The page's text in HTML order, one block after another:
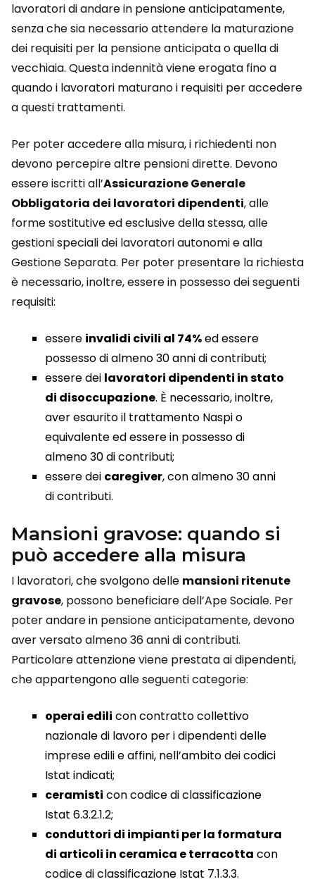
lavoratori di andare in pensione anticipatamente,
senza che sia necessario attendere la maturazione
dei requisiti per la pensione anticipata o quella di
vecchiaia. Questa indennità viene erogata fino a
quando i lavoratori maturano i requisiti per accedere
a questi trattamenti.
Per poter accedere alla misura, i richiedenti non
devono percepire altre pensioni dirette. Devono
essere iscritti all’Assicurazione Generale
Obbligatoria dei lavoratori dipendenti, alle
forme sostitutive ed esclusive della stessa, alle
gestioni speciali dei lavoratori autonomi e alla
Gestione Separata. Per poter presentare la richiesta
è necessario, inoltre, essere in possesso dei seguenti
requisiti:
essere invalidi civili al 74%ed essere
possesso di almeno 30 anni di contributi;
essere dei lavoratori dipendenti in stato
di disoccupazione. È necessario, inoltre,
aver esaurito il trattamento Naspi o
equivalente ed essere in possesso di
almeno 30 di contributi;
essere dei caregiver, con almeno 30 anni
di contributi.
Mansioni gravose: quando si
può accedere alla misura
I lavoratori, che svolgono delle mansioni ritenute
gravose, possono beneficiare dell’Ape Sociale. Per
poter andare in pensione anticipatamente, devono
aver versato almeno 36 anni di contributi.
Particolare attenzione viene prestata ai dipendenti,
che appartengono alle seguenti categorie:
operai edili con contratto collettivo
nazionale di lavoro per i dipendenti delle
imprese edili e affini, nell’ambito dei codici
Istat indicati;
ceramisti con codice di classificazione
Istat 6.3.2.1.2;
conduttori di impianti per la formatura
di articoli in ceramica e terracotta con
codice di classificazione Istat 7.1.3.3.